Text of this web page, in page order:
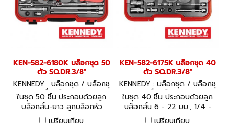
KEN-582-6180K บล็อกชุด 50
ตัว SQ.DR.3/8"
KENNEDY : บล็อกชุด / บล็อกชุ
ดพร้อมเครื่องมือ KEN-582-61
80K
ในชุด 50 ชิ้น ประกอบด้วยลูก
บล็อกสั้น-ยาว ลูกบล็อกหัว
ไขควง ด้ามและข้อต่อในชุด
เปรียบเทียบ
KEN-582-6175K บล็อกชุด 40
ตัว SQ.DR.3/8"
KENNEDY : บล็อกชุด / บล็อกชุ
ดพร้อมเครื่องมือ KEN-582-61
75K
ในชุด 40 ชิ้น ประกอบด้วยลูก
บล็อกสั้น 6 - 22 มม., 1/4 -
7/8 นิ้ว ลูกบล็อกถอดหัวเทียน
ด้ามและข้อต่อในชุด
เปรียบเทียบ